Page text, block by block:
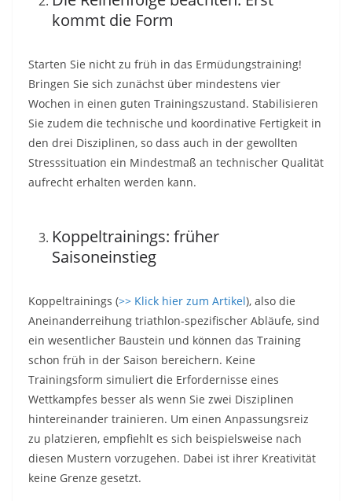
kommt die Form
Starten Sie nicht zu früh in das Ermüdungstraining!
Bringen Sie sich zunächst über mindestens vier
Wochen in einen guten Trainingszustand. Stabilisieren
Sie zudem die technische und koordinative Fertigkeit in
den drei Disziplinen, so dass auch in der gewollten
Stresssituation ein Mindestmaß an technischer Qualität
aufrecht erhalten werden kann.
Koppeltrainings: früher
Saisoneinstieg
Koppeltrainings (>> Klick hier zum Artikel), also die
Aneinanderreihung triathlon-spezifischer Abläufe, sind
ein wesentlicher Baustein und können das Training
schon früh in der Saison bereichern. Keine
Trainingsform simuliert die Erfordernisse eines
Wettkampfes besser als wenn Sie zwei Disziplinen
hintereinander trainieren. Um einen Anpassungsreiz
zu platzieren, empfiehlt es sich beispielsweise nach
diesen Mustern vorzugehen. Dabei ist ihrer Kreativität
keine Grenze gesetzt.